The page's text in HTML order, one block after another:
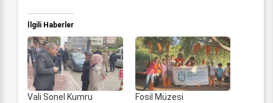
İlgili Haberler
Vali Sonel Kumru
Fosil Müzesi